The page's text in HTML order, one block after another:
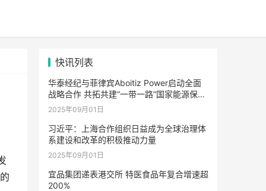
快讯列表
华泰经纪与菲律宾Aboitiz Power启动全面
战略合作 共拓共建“一带一路”国家能源保险
市场合作新路径
2025年09月01日
习近平：上海合作组织日益成为全球治理体
系建设和改革的积极推动力量
2025年09月01日
宜品集团递表港交所 特医食品年复合增速超
200%